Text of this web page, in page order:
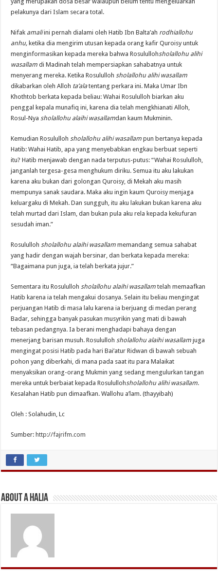
pelakunya dari Islam secara total.
Nifak amaliini pernah dialami oleh Hatib Ibn Balta’ah rodhiallohu
anhu, ketika dia mengirim utusan kepada orang kafir Quroisy untuk
menginformasikan kepada mereka bahwa Rosululloh sholallohu alihi
wasallam di Madinah telah mempersiapkan sahabatnya untuk
menyerang mereka. Ketika Rosululloh sholallohu alihi wasallam
dikabarkan oleh Alloh ta’alatentang perkara ini. Maka Umar Ibn
Khothtob berkata kepada beliau: Wahai Rosululloh biarkan aku
penggal kepala munafiq ini, karena dia telah mengkhianati Alloh,
Rosul-Nya sholallohu alaihi wasallamdan kaum Mukminin.
Kemudian Rosululloh sholallohu alihi wasallampun bertanya kepada
Hatib: Wahai Hatib, apa yang menyebabkan engkau berbuat seperti
itu? Hatib menjawab dengan nada terputus-putus: “Wahai Rosululloh,
janganlah tergesa-gesa menghukum diriku. Semua itu aku lakukan
karena aku bukan dari golongan Quroisy, di Mekah aku masih
mempunya sanak saudara. Maka aku ingin kaum Quroisy menjaga
keluargaku di Mekah. Dan sungguh, itu aku lakukan bukan karena aku
telah murtad dari Islam, dan bukan pula aku rela kepada kekufuran
sesudah iman.”
Rosululloh sholallohu alaihi wasallam memandang semua sahabat
yang hadir dengan wajah bersinar, dan berkata kepada mereka:
“Bagaimana pun juga, ia telah berkata jujur.”
Sementara itu Rosululloh sholallohu alaihi wasallam telah memaafkan
Hatib karena ia telah mengakui dosanya. Selain itu beliau mengingat
perjuangan Hatib di masa lalu karena ia berjuang di medan perang
Badar, sehingga banyak pasukan musyrikin yang mati di bawah
tebasan pedangnya. Ia berani menghadapi bahaya dengan
menerjang barisan musuh. Rosululloh sholallohu alaihi wasallamjuga
mengingat posisi Hatib pada hari Bai’atur Ridwan di bawah sebuah
pohon yang diberkahi, di mana pada saat itu para Malaikat
menyaksikan orang-orang Mukmin yang sedang mengulurkan tangan
mereka untuk berbaiat kepada Rosululloh sholallohu alihi wasallam.
Kesalahan Hatib pun dimaafkan. Wallohu a’lam. (thayyibah)
Oleh : Solahudin, Lc
Sumber: http://fajrifm.com
About A Halia